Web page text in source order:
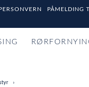
PÅMELDING